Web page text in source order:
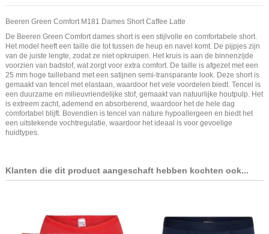
Beeren Green Comfort M181 Dames Short Caffee Latte
De Beeren Green Comfort dames short is een stijlvolle en comfortabele short.
Het model heeft een taille die tot tussen de heup en navel komt. De pijpjes zijn
van de juiste lengte, zodat ze niet opkruipen. Het kruis is aan de binnenzijde
voorzien van badstof, wat zorgt voor extra comfort. De taille is afgezet met een
25 mm hoge tailleband met een satijnen semi-transparante look. Deze short is
gemaakt van tencel met elastaan, waardoor het vele voordelen biedt. Tencel is
een duurzame en milieuvriendelijke stof, gemaakt van natuurlijke houtpulp. Het
is extreem zacht, ademend en absorberend, waardoor het de hele dag
comfortabel blijft. Bovendien is tencel van nature hypoallergeen en biedt het
een uitstekende vochtregulatie, waardoor het ideaal is voor gevoelige
huidtypes.
Klanten die dit product aangeschaft hebben kochten ook...